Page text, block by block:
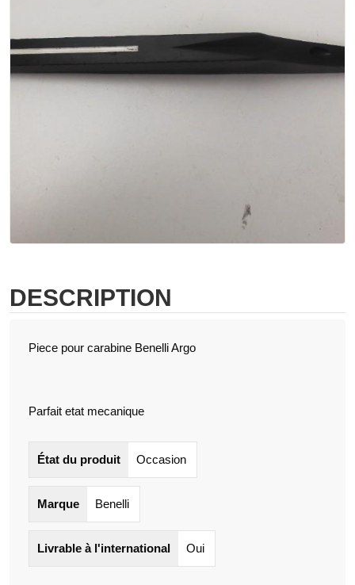
DESCRIPTION
Piece pour carabine Benelli Argo
Parfait etat mecanique
État du produit Occasion
Marque Benelli
Livrable à l'international Oui